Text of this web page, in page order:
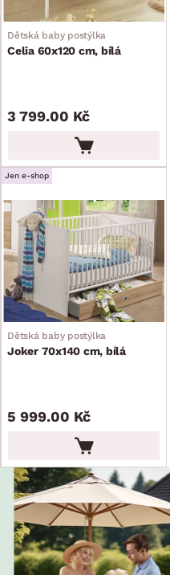
min. max. cm
min. cm max. cm
min. cm max.
Dětská baby postýlka
Celia 60x120 cm, bílá
3 799.00 Kč
Jen e-shop
Dětská baby postýlka
Joker 70x140 cm, bílá
5 999.00 Kč